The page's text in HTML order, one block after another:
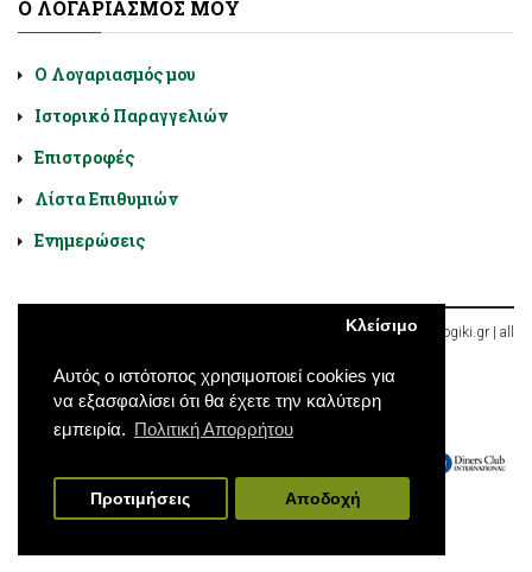
Αυτός ο ιστότοπος χρησιμοποιεί cookies για
να εξασφαλίσει ότι θα έχετε την καλύτερη
εμπειρία. Πολιτική Απορρήτου
Κλείσιμο
Προτιμήσεις Αποδοχή
Ο ΛΟΓΑΡΙΑΣΜΌΣ ΜΟΥ
Ο Λογαριασμός μου
Ιστορικό Παραγγελιών
Επιστροφές
Λίστα Επιθυμιών
Ενημερώσεις
Diatrofologiki.gr © 2026, Χαλκοκονδύλη 9, Αθήνα, Ελλάδα | diatroflogiki.gr | all